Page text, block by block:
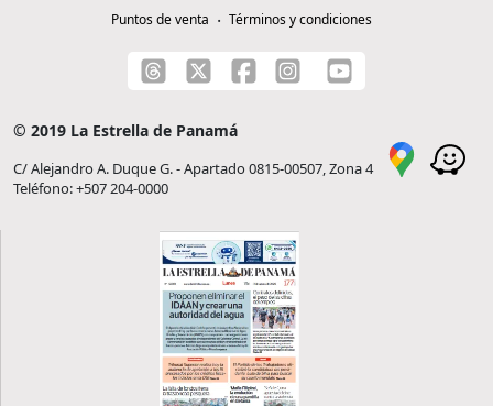
Puntos de venta
Términos y condiciones
© 2019 La Estrella de Panamá
C/ Alejandro A. Duque G. - Apartado 0815-00507, Zona 4
Teléfono: +507 204-0000